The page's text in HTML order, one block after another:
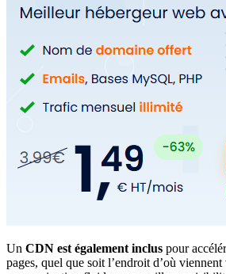
Un CDN est également inclus pour
pages, quel que soit l’endroit d’où